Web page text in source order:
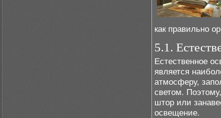
как правильно
5.1.
Естественное
является
атмосферу,
светом.
штор или
освещение.